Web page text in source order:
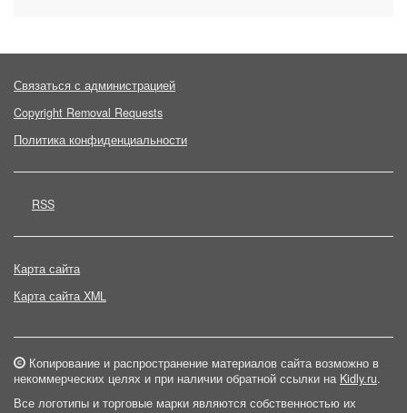
Связаться с администрацией
Copyright Removal Requests
Политика конфиденциальности
RSS
Карта сайта
Карта сайта XML
Копирование и распространение материалов сайта возможно в
некоммерческих целях и при наличии обратной ссылки на Kidly.ru.
Все логотипы и торговые марки являются собственностью их